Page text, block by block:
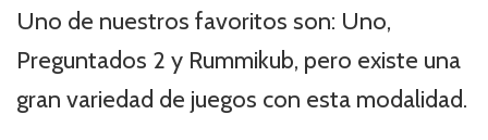
Uno de nuestros favoritos son: Uno,
Preguntados 2 y Rummikub, pero existe una
gran variedad de juegos con esta modalidad.